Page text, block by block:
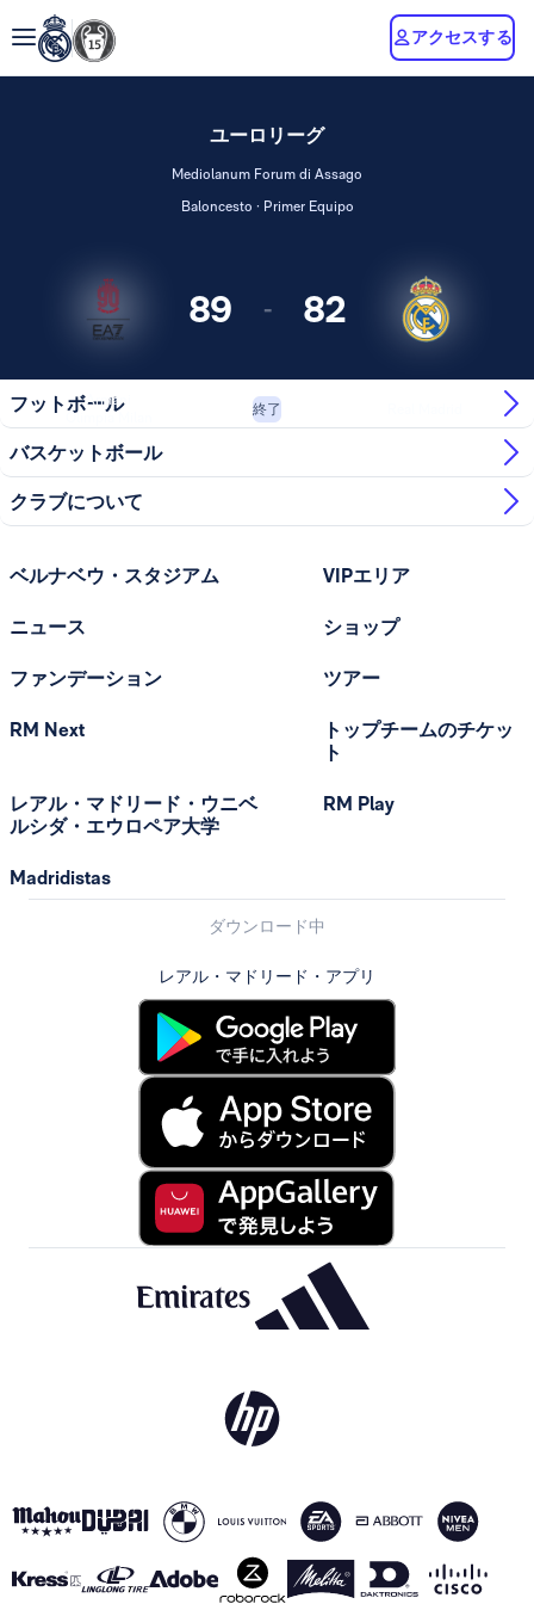
アクセスする
ユーロリーグ
Mediolanum Forum di Assago
Baloncesto · Primer Equipo
89 - 82
Armani
Olimpia Milan
終了
フットボール
バスケットボール
クラブについて
ベルナベウ・スタジアム
ニュース
ファンデーション
RM Next
レアル・マドリード・ウニベ
ルシダ・エウロペア大学
Madridistas
VIPエリア
ショップ
ツアー
トップチームのチケッ
ト
RM Play
ダウンロード中
レアル・マドリード・アプリ